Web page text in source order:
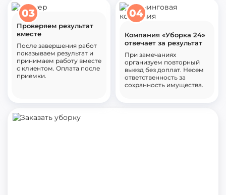
03
Проверяем результат
вместе
После завершения работ
показываем результат и
принимаем работу вместе
с клиентом. Оплата после
приемки.
04
Компания «Уборка 24»
отвечает за результат
При замечаниях
организуем повторный
выезд без доплат. Несем
ответственность за
сохранность имущества.